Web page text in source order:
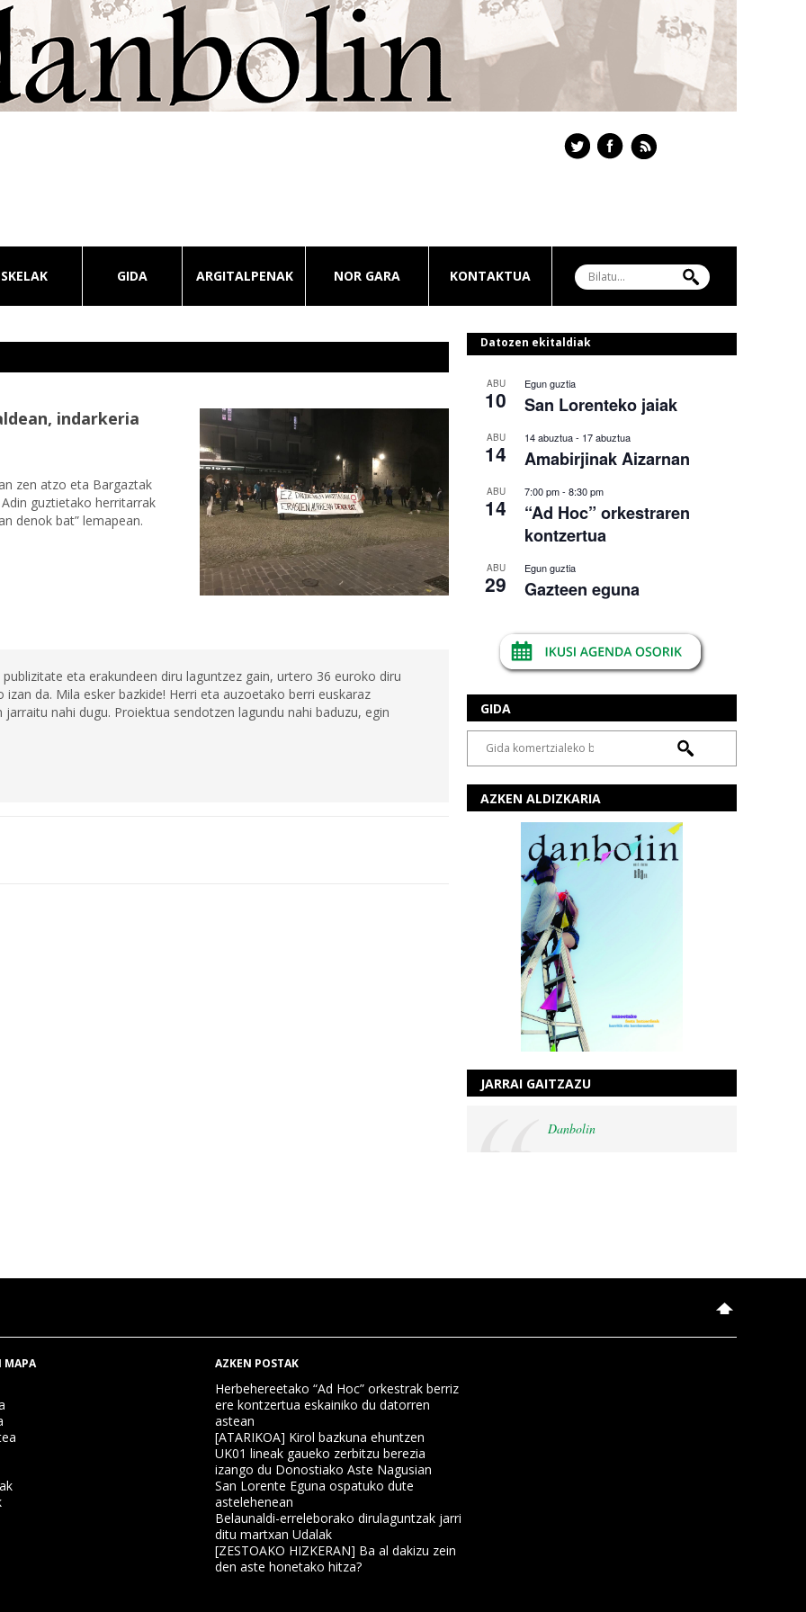
GIDA ARGITALPENAK NOR GARA KONTAKTUA
indarkeria
zen atzo eta Bargaztak
guztietako herritarrak
denok bat” lemapean.
eta erakundeen diru laguntzez gain, urtero 36 euroko diru
da. Mila esker bazkide! Herri eta auzoetako berri euskaraz
nahi dugu. Proiektua sendotzen lagundu nahi baduzu, egin
Datozen ekitaldiak
ABU
10
Egun guztia
San Lorenteko jaiak
ABU
14
14 abuztua- 17 abuztua
Amabirjinak Aizarnan
ABU
14
7:00 pm- 8:30 pm
“Ad Hoc” orkestraren
kontzertua
ABU
29
Egun guztia
Gazteen eguna
GIDA
AZKEN ALDIZKARIA
JARRAI GAITZAZU
Danbolin
MAPA AZKEN POSTAK
Herbehereetako “Ad Hoc” orkestrak berriz
ere kontzertua eskainiko du datorren
astean
[ATARIKOA] Kirol bazkuna ehuntzen
UK01 lineak gaueko zerbitzu berezia
izango du Donostiako Aste Nagusian
San Lorente Eguna ospatuko dute
astelehenean
Belaunaldi-erreleborako dirulaguntzak jarri
ditu martxan Udalak
[ZESTOAKO HIZKERAN] Ba al dakizu zein
den aste honetako hitza?